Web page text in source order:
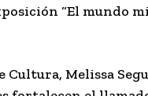
“El mundo
Melissa